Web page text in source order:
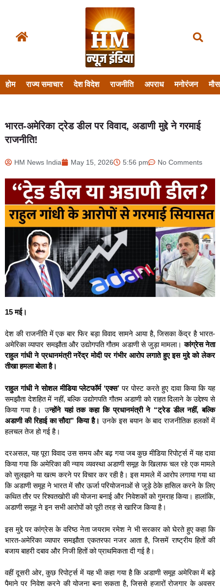
होम राज्य समाचार देश विदेश राजनीति अपराध मनोरंजन
भारत-अमेरिका ट्रेड डील पर विवाद, अडाणी मुद्दे ने गरमाई
राजनीति!
HM News India May 15, 2026 5:56 pm No Comments
15 मई।
देश की राजनीति में एक बार फिर बड़ा विवाद सामने आया है, जिसका केंद्र है भारत-
अमेरिका व्यापार समझौता और उद्योगपति गौतम अडाणी से जुड़ा मामला।कांग्रेस नेता
राहुल गांधी ने प्रधानमंत्री नरेंद्र मोदी पर गंभीर आरोप लगाते हुए इस मुद्दे को लेकर
तीखा हमला बोला है।
राहुल गांधी ने सोशल मीडिया प्लेटफॉर्म ‘एक्स’ पर पोस्ट करते हुए दावा किया कि यह
समझौता देशहित में नहीं, बल्कि उद्योगपति गौतम अडाणी को राहत दिलाने के उद्देश्य से
किया गया है। उन्होंने यहां तक कहा कि प्रधानमंत्री ने “ट्रेड डील नहीं, बल्कि
अडाणी की रिहाई का सौदा” किया है। उनके इस बयान के बाद राजनीतिक हलकों में
हलचल तेज हो गई है।
दरअसल, यह पूरा विवाद उस समय और बढ़ गया जब कुछ मीडिया रिपोर्ट्स में यह दावा
किया गया कि अमेरिका की न्याय व्यवस्था अडाणी समूह के खिलाफ चल रहे एक मामले
को सुलझाने या खत्म करने पर विचार कर रही है। इस मामले में आरोप लगाया गया था
कि अडाणी समूह ने भारत में सौर ऊर्जा परियोजनाओं से जुड़े ठेके हासिल करने के लिए
कथित तौर पर रिश्वतखोरी की योजना बनाई और निवेशकों को गुमराह किया। हालांकि,
अडाणी समूह ने इन सभी आरोपों को पूरी तरह से खारिज किया है।
इस मुद्दे पर कांग्रेस के वरिष्ठ नेता जयराम रमेश ने भी सरकार को घेरते हुए कहा कि
भारत-अमेरिका व्यापार समझौता एकतरफा नजर आता है, जिसमें राष्ट्रीय हितों की
बजाय बाहरी दबाव और निजी हितों को प्राथमिकता दी गई है।
वहीं दूसरी ओर, कुछ रिपोर्ट्स में यह भी कहा गया है कि अडाणी समूह अमेरिका में बड़े
पैमाने पर निवेश करने की योजना बना सकता है, जिससे हजारों रोजगार के अवसर